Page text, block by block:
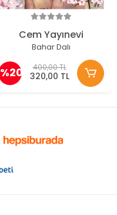
Cem Yayınevi
Bahar Dalı
%20 400,00 TL
320,00 TL